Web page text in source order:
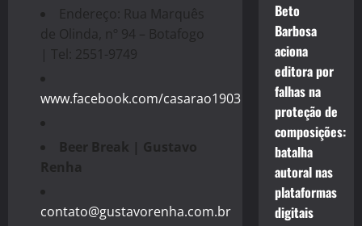
Endereço: Rua Marquês
de Olinda, nº 94 – Botafogo
| Tel: 2551-9749
www.facebook.com/casarao1903
Beer Break | Gustavo
Renha
contato@gustavorenha.com.br
Beto
Barbosa
aciona
editora por
falhas na
proteção de
composições:
batalha
autoral nas
plataformas
digitais